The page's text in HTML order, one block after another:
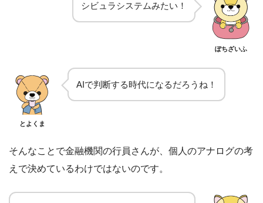
シビュラシステムみたい！
ぽちざいふ
とよくま
AIで判断する時代になるだろうね！
そんなことで金融機関の行員さんが、個人のアナログの考
えで決めているわけではないのです。